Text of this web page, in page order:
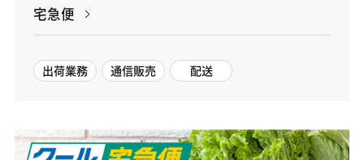
宅急便
出荷業務 通信販売 配送